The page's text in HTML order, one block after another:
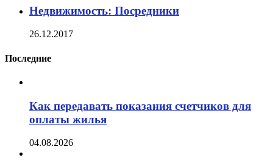
Недвижимость: Посредники
26.12.2017
Последние
Как передавать показания счетчиков для
оплаты жилья
04.08.2026